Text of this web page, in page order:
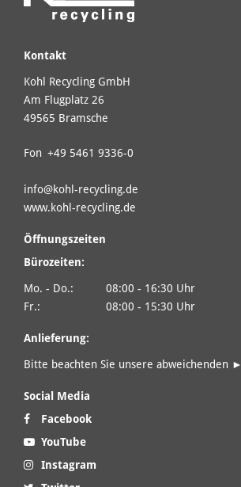
Kontakt
Kohl Recycling GmbH
Am Flugplatz 26
49565 Bramsche
Fon +49 5461 9336-0
info@kohl-recycling.de
www.kohl-recycling.de
Öffnungszeiten
Bürozeiten:
Mo. - Do.:
08:00 - 16:30 Uhr
Fr.:
08:00 - 15:30 Uhr
Anlieferung:
Bitte beachten Sie unsere abweichenden ►
Social Media
Facebook
YouTube
Instagram